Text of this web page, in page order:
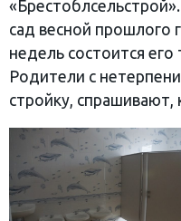
сад весной прошлого
недель состоится
Родители с
стройку, спрашивают,